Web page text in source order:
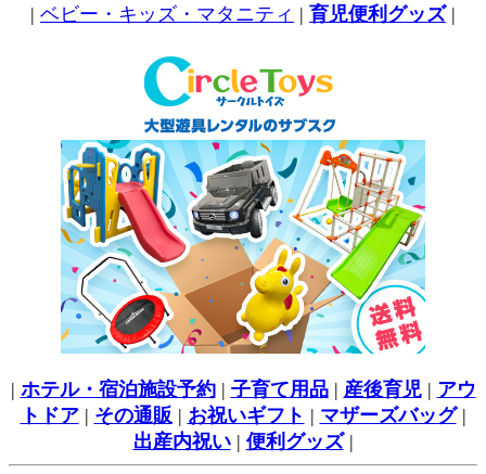
| ベビー・キッズ・マタニティ | 育児便利グッズ|
| ホテル・宿泊施設予約| 子育て用品| 産後育児| アウ
トドア| その通販 | お祝いギフト | マザーズバッグ|
出産内祝い| 便利グッズ|